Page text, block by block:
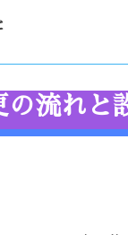
の流れと